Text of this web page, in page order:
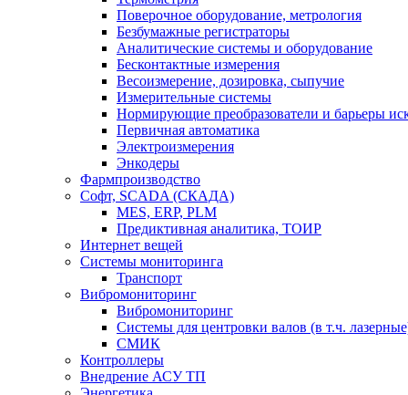
Поверочное оборудование, метрология
Безбумажные регистраторы
Аналитические системы и оборудование
Бесконтактные измерения
Весоизмерение, дозировка, сыпучие
Измерительные системы
Нормирующие преобразователи и барьеры
Первичная автоматика
Электроизмерения
Энкодеры
Фармпроизводство
Софт, SCADA (СКАДА)
MES, ERP, PLM
Предиктивная аналитика, ТОИР
Интернет вещей
Системы мониторинга
Транспорт
Вибромониторинг
Вибромониторинг
Системы для центровки валов (в т.ч.
СМИК
Контроллеры
Внедрение АСУ ТП